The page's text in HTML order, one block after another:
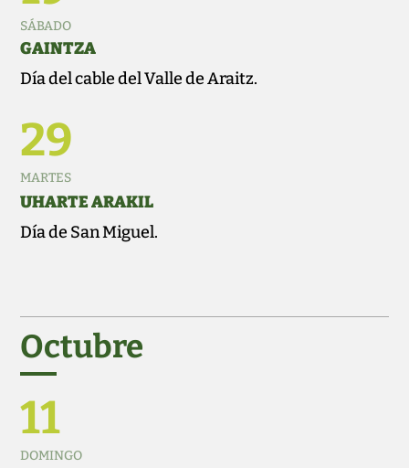
SÁBADO
GAINTZA
Día del cable del Valle de Araitz.
29
MARTES
UHARTE ARAKIL
Día de San Miguel.
Octubre
11
DOMINGO